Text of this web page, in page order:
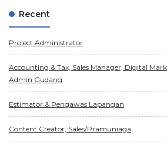
Recent
Project Administrator
Accounting & Tax, Sales Manager, Digital
Admin Gudang
Estimator & Pengawas Lapangan
Content Creator, Sales/Pramuniaga